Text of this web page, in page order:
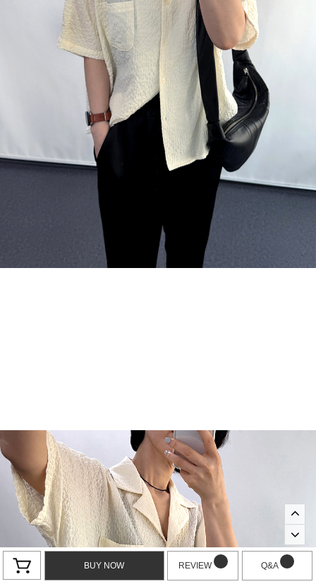
BUY NOW REVIEW Q&A